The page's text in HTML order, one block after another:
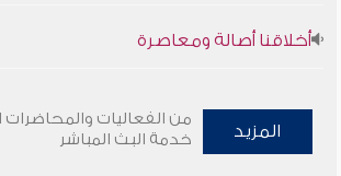
سلسلة محاضرات نفحات رمضانية 1444هـ
المزيد
من الفعاليات والمحاضرات
خدمة البث المباشر